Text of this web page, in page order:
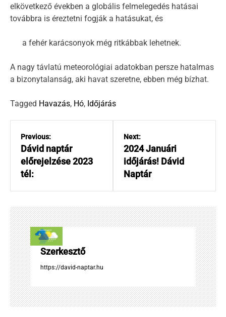
elkövetkező években a globális felmelegedés hatásai
továbbra is éreztetni fogják a hatásukat, és
a fehér karácsonyok még ritkábbak lehetnek.
A nagy távlatú meteorológiai adatokban persze hatalmas
a bizonytalanság, aki havat szeretne, ebben még bízhat.
Tagged Havazás, Hó, Időjárás
B
y
é
s
n
a
v
i
g
á
c
Previous:
Dávid naptár
előrejelzése 2023
tél:
Next:
2024 Januári
időjárás! Dávid
Naptár
Szerkesztő
https://david-naptar.hu